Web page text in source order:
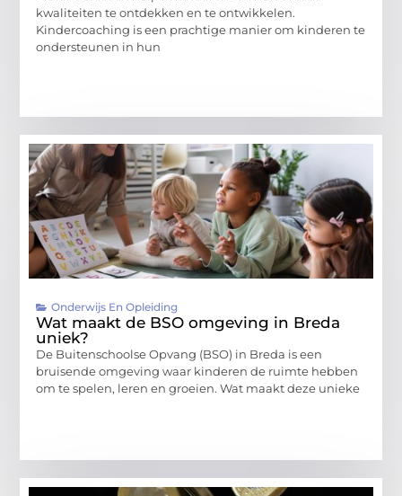
kwaliteiten te ontdekken en te ontwikkelen.
Kindercoaching is een prachtige manier om kinderen te
ondersteunen in hun
Onderwijs En Opleiding
Wat maakt de BSO omgeving in Breda
uniek?
De Buitenschoolse Opvang (BSO) in Breda is een
bruisende omgeving waar kinderen de ruimte hebben
om te spelen, leren en groeien. Wat maakt deze unieke